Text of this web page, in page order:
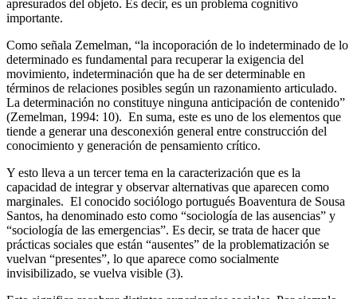
apresurados del objeto. Es decir, es un problema cognitivo
importante.
Como señala Zemelman, “la incoporación de lo indeterminado de lo
determinado es fundamental para recuperar la exigencia del
movimiento, indeterminación que ha de ser determinable en
términos de relaciones posibles según un razonamiento articulado.
La determinación no constituye ninguna anticipación de contenido”
(Zemelman, 1994: 10). En suma, este es uno de los elementos que
tiende a generar una desconexión general entre construcción del
conocimiento y generación de pensamiento crítico.
Y esto lleva a un tercer tema en la caracterización que es la
capacidad de integrar y observar alternativas que aparecen como
marginales. El conocido sociólogo portugués Boaventura de Sousa
Santos, ha denominado esto como “sociología de las ausencias” y
“sociología de las emergencias”. Es decir, se trata de hacer que
prácticas sociales que están “ausentes” de la problematización se
vuelvan “presentes”, lo que aparece como socialmente
invisibilizado, se vuelva visible (3).